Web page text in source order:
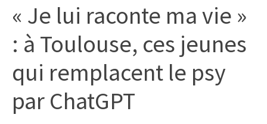
culture,
politique,
météo,
divers
initiatives
« Je lui raconte ma vie »
: à Toulouse, ces jeunes
qui remplacent le psy
par ChatGPT